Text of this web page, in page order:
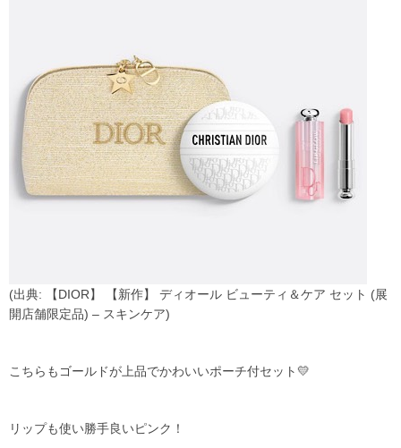
(出典: 【DIOR】 【新作】 ディオール ビューティ＆ケア セット (展
開店舗限定品) – スキンケア)
こちらもゴールドが上品でかわいいポーチ付セット💛
リップも使い勝手良いピンク！